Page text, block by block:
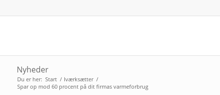
Nyheder
Du er her: Start / Iværksætter /
Spar op mod 60 procent på dit firmas varmeforbrug